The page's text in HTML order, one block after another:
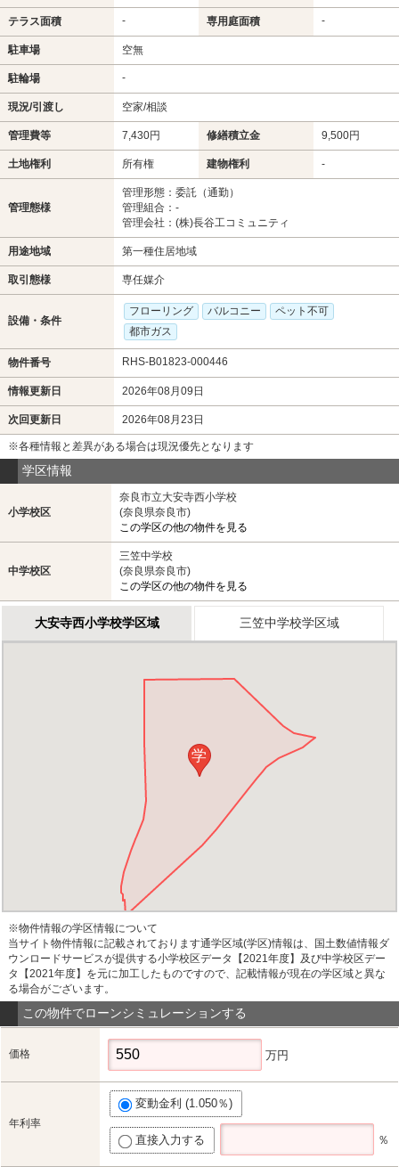
テラス面積 - 専用庭面積 -
駐車場 空無
駐輪場 -
現況/引渡し 空家/相談
管理費等 7,430円 修繕積立金 9,500円
土地権利 所有権 建物権利 -
管理態様
管理形態：委託（通勤）
管理組合：-
管理会社：(株)長谷工コミュニティ
用途地域 第一種住居地域
取引態様 専任媒介
設備・条件
フローリング バルコニー
ペット不可
都市ガス
物件番号 RHS-B01823-000446
情報更新日 2026年08月09日
次回更新日 2026年08月23日
※各種情報と差異がある場合は現況優先となります
学区情報
小学校区
奈良市立大安寺西小学校
(奈良県奈良市)
この学区の他の物件を見る
中学校区
三笠中学校
(奈良県奈良市)
この学区の他の物件を見る
大安寺西小学校学区域 三笠中学校学区域
学
※物件情報の学区情報について
当サイト物件情報に記載されております通学区域(学区)情報は、国土数値情報ダ
ウンロードサービスが提供する小学校区データ【2021年度】及び中学校区デー
タ【2021年度】を元に加工したものですので、記載情報が現在の学区域と異な
る場合がございます。
この物件でローンシミュレーションする
価格 万円
年利率
変動金利 (1.050％)
直接入力する ％